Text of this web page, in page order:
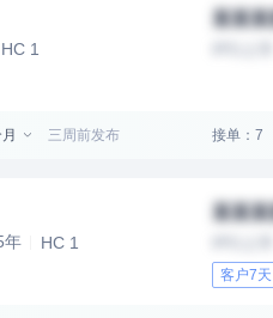
HC 1
某某
三周前发布 接单：7
年 HC 1
某某
客户7